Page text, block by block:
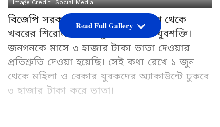
Image Credit :Social Media
বিজেপি সরকার ক্ষমতায় আসার আগে থেকে
খবরের শিরোনামে অন্নপূর্ণা ভাণ্ডার ও যুবশক্তি।
জনগনকে মাসে ৩ হাজার টাকা ভাতা দেওয়ার
প্রতিশ্রুতি দেওয়া হয়েছি। সেই কথা রেখে ১ জুন
থেকে মহিলা ও বেকার যুবকদের অ্যাকাউন্টে ঢুকবে
৩ হাজার টাকা করে ভাতা।
Read Full Gallery